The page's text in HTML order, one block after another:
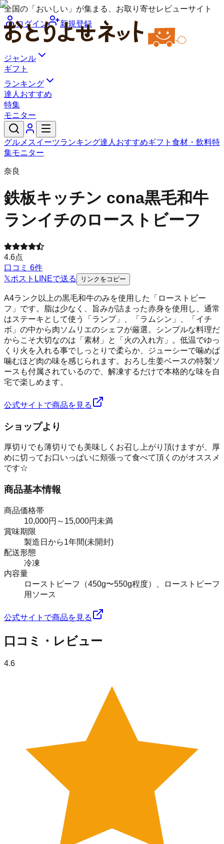
全国の「おいしい」が集まる、お取り寄せレビューサイト
ログイン
新規登録
ジャンル
ギフト
ランキング
達人おすすめ
特集
モニター
グルメ スイーツランキング達人おすすめギフト 食材・飲料特
集モニター
奈良
鉄板キッチン cona黒毛和牛
ランイチのローストビーフ
4.6点
口コミ 6件
𝕏ポスト LINEで送る リンクをコピー
A4ランク以上の黒毛和牛のみを使用した「ローストビー
フ」です。脂は少なく、旨みが詰まった赤身を使用し、通常
はステーキとして使う「ランプ」、「ラムシン」、「イチ
ボ」の中から肉ソムリエのシェフが厳選。シンプルな料理だ
からこそ大切なのは「素材」と「火の入れ方」。低温でゆっ
くり火を入れる事でしっとりで柔らか、ジューシーで噛めば
噛むほど肉の味を感じられます。おろし生姜ベースの特製ソ
ースも付属されているので、解凍するだけで本格的な味を自
宅で楽しめます。
公式サイトで商品を見る
ショップより
厚切りでも薄切りでも美味しくお召し上がり頂けますが、厚
めに切ってお口いっぱいに頬張って食べて頂くのがオススメ
です☆
商品基本情報
商品価格帯
10,000円～15,000円未満
賞味期限
製造日から1年間(未開封)
配送形態
冷凍
内容量
ローストビーフ（450g〜550g程度）、ローストビーフ
用ソース
公式サイトで商品を見る
口コミ・レビュー
4.6